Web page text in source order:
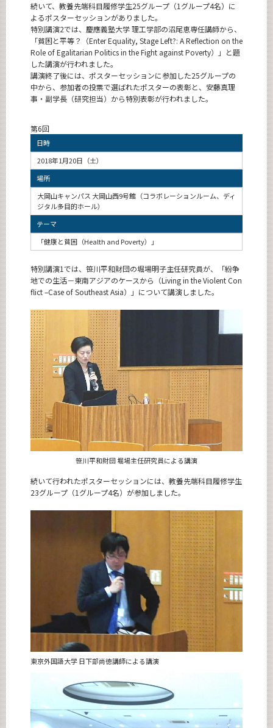
続いて、教養先端科目履修学生25グループ（1グループ4名）に
よるポスターセッションがありました。
特別講演2では、慶應義塾大学 理工学部の沼尾恵専任講師から、
「貧困と平等？（Enter Equality, Stage Left?: A Reflection on the
Role of Egalitarian Politics in the Fight against Poverty）」と題
した講演が行われました。
講演終了後には、ポスターセッションに参加した25グループの
中から、参加者の投票で選ばれたポスターの表彰と、安藤真理
事・副学長（研究担当）から特別表彰が行われました。
第6回
日時
2018年1月20日（土）
場所
大岡山キャンパス 大岡山西9号館（コラボレーションルーム、ディ
ジタル多目的ホール）
テーマ
「健康と貧困（Health and Poverty）」
特別講演1では、笹川平和財団の堀場明子主任研究員が、「紛争
地での生活－東南アジアのケースから（Living in the Violent Con
flict –Case of Southeast Asia）」について講演しました。
笹川平和財団 堀場主任研究員による講演
続いて行われたポスターセッションには、教養先端科目履修学生
23グループ（1グループ4名）が参加しました。
東京外国語大学 日下部尚徳講師による講演